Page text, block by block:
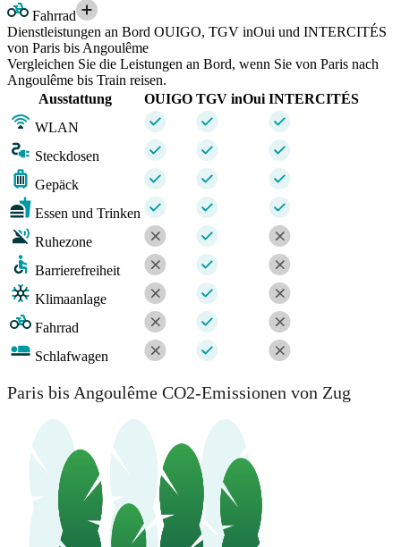
Fahrrad
Dienstleistungen an Bord OUIGO, TGV inOui und INTERCITÉS
von Paris bis Angoulême
Vergleichen Sie die Leistungen an Bord, wenn Sie von Paris nach
Angoulême bis Train reisen.
Ausstattung
OUIGO TGV inOui INTERCITÉS
WLAN
Steckdosen
Gepäck
Essen und Trinken
Ruhezone
Barrierefreiheit
Klimaanlage
Fahrrad
Schlafwagen
Paris bis Angoulême CO2-Emissionen von Zug